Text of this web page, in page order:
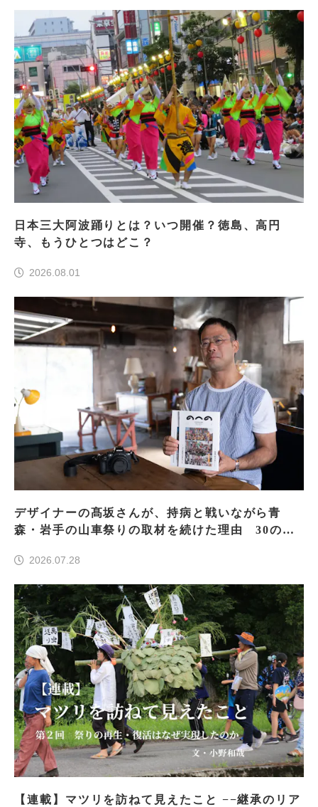
日本三大阿波踊りとは？いつ開催？徳島、高円
寺、もうひとつはどこ？
2026.08.01
デザイナーの髙坂さんが、持病と戦いながら青
森・岩手の山車祭りの取材を続けた理由 30の山
2026.07.28
【連載】マツリを訪ねて見えたこと −−継承のリア